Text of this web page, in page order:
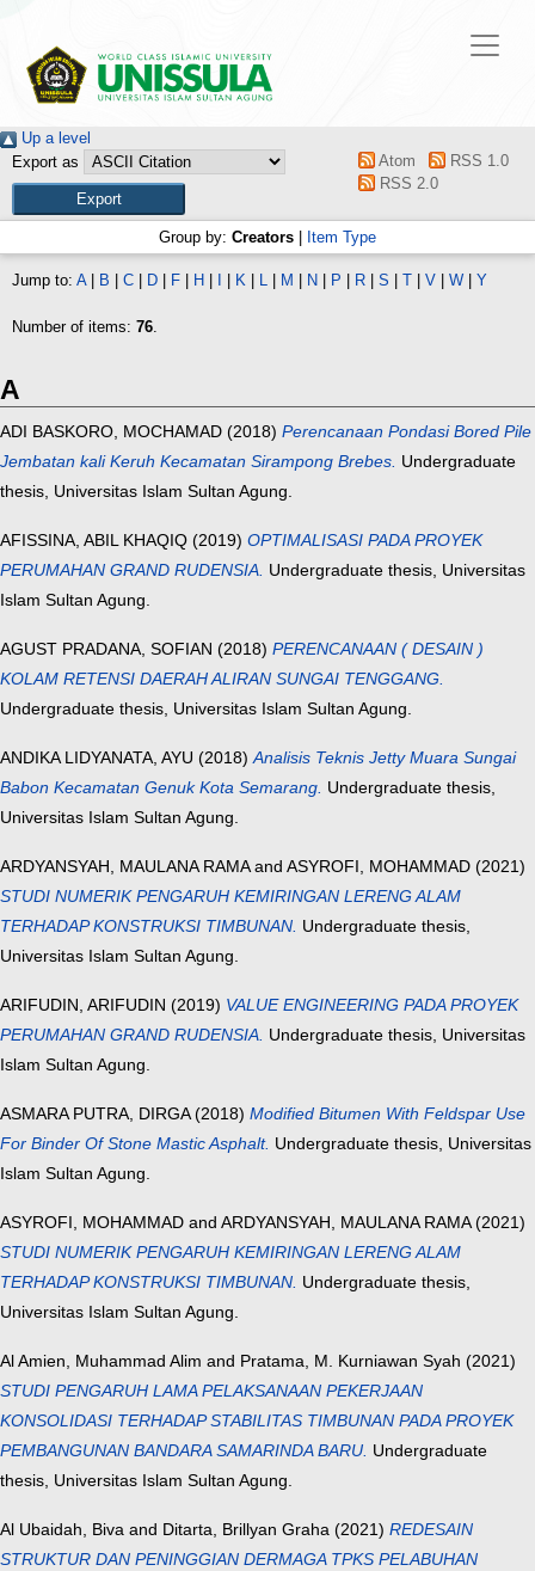
Up a level
Export as
Atom
RSS 1.0
RSS 2.0
Group by: Creators Item Type
Jump to: A| B C D F H K L M N P R S T V W Y
Number of items: 76.
A
ADI BASKORO, MOCHAMAD (2018) Perencanaan Pondasi Bored Pile
Jembatan kali Keruh Kecamatan Sirampong Brebes. Undergraduate
thesis, Universitas Islam Sultan Agung.
AFISSINA, ABIL KHAQIQ (2019) OPTIMALISASI PADA PROYEK
PERUMAHAN GRAND RUDENSIA. Undergraduate thesis, Universitas
Islam Sultan Agung.
AGUST PRADANA, SOFIAN (2018) PERENCANAAN ( DESAIN )
KOLAM RETENSI DAERAH ALIRAN SUNGAI TENGGANG.
Undergraduate thesis, Universitas Islam Sultan Agung.
ANDIKA LIDYANATA, AYU (2018)Analisis Teknis Jetty Muara Sungai
Babon Kecamatan Genuk Kota Semarang. Undergraduate thesis,
Universitas Islam Sultan Agung.
ARDYANSYAH, MAULANA RAMAand ASYROFI, MOHAMMAD (2021)
STUDI NUMERIK PENGARUH KEMIRINGAN LERENG ALAM
TERHADAP KONSTRUKSI TIMBUNAN. Undergraduate thesis,
Universitas Islam Sultan Agung.
ARIFUDIN, ARIFUDIN (2019) VALUE ENGINEERING PADA PROYEK
PERUMAHAN GRAND RUDENSIA. Undergraduate thesis, Universitas
Islam Sultan Agung.
ASMARA PUTRA, DIRGA(2018) Modified Bitumen With Feldspar Use
For Binder Of Stone Mastic Asphalt. Undergraduate thesis, Universitas
Islam Sultan Agung.
ASYROFI, MOHAMMAD and ARDYANSYAH, MAULANA RAMA(2021)
STUDI NUMERIK PENGARUH KEMIRINGAN LERENG ALAM
TERHADAP KONSTRUKSI TIMBUNAN. Undergraduate thesis,
Universitas Islam Sultan Agung.
Al Amien, Muhammad Alim and Pratama, M. Kurniawan Syah (2021)
STUDI PENGARUH LAMA PELAKSANAAN PEKERJAAN
KONSOLIDASI TERHADAP STABILITAS TIMBUNAN PADA PROYEK
PEMBANGUNAN BANDARA SAMARINDA BARU. Undergraduate
thesis, Universitas Islam Sultan Agung.
Al Ubaidah, Biva and Ditarta, Brillyan Graha (2021) REDESAIN
STRUKTUR DAN PENINGGIAN DERMAGA TPKS PELABUHAN